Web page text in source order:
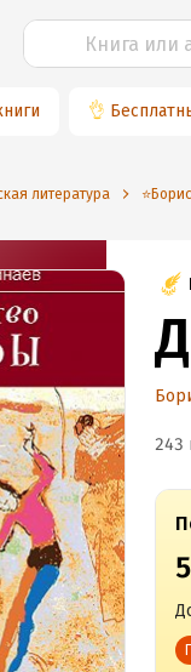
👌
литература
243